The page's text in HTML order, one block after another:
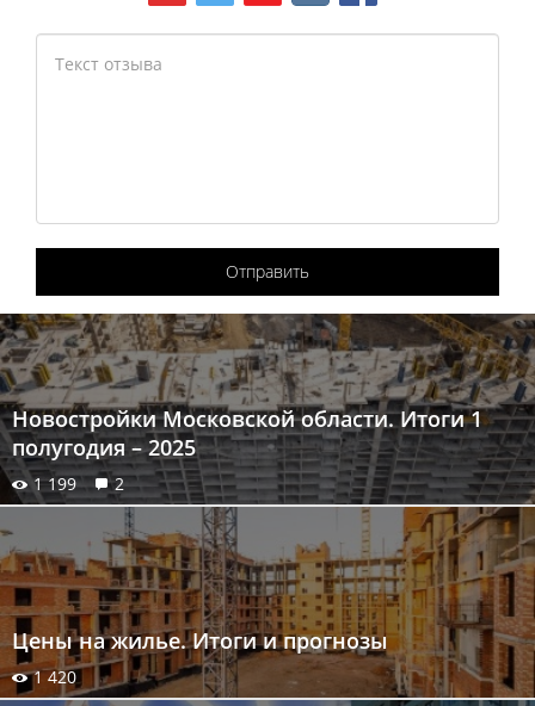
Отправить
Новостройки Московской области. Итоги 1
полугодия – 2025
1 199 2
Цены на жилье. Итоги и прогнозы
1 420